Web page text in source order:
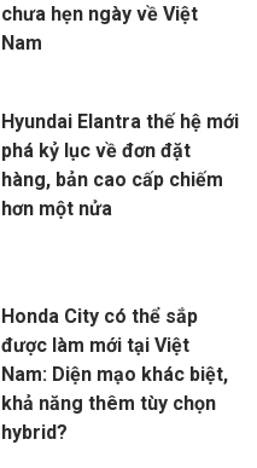
chưa hẹn ngày về Việt
Nam
Hyundai Elantra thế hệ mới
phá kỷ lục về đơn đặt
hàng, bản cao cấp chiếm
hơn một nửa
Honda City có thể sắp
được làm mới tại Việt
Nam: Diện mạo khác biệt,
khả năng thêm tùy chọn
hybrid?